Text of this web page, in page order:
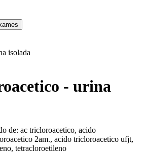
isolada
- urina
de: ac tricloroacetico, acido
2am., acido tricloroacetico ufjt,
tetracloroetileno